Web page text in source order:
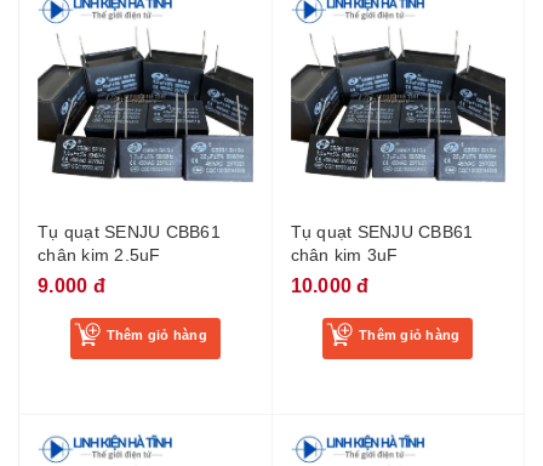
Tụ quạt SENJU CBB61
chân kim 2.5uF
9.000 đ
Thêm giỏ hàng
Tụ quạt SENJU CBB61
chân kim 3uF
10.000 đ
Thêm giỏ hàng